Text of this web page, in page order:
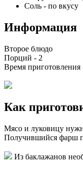
Соль - по вкусу
Информация
Второе блюдо
Порций - 2
Время приготовления
Как
Мясо и луковицу
Получившийся фарш
Из баклажанов